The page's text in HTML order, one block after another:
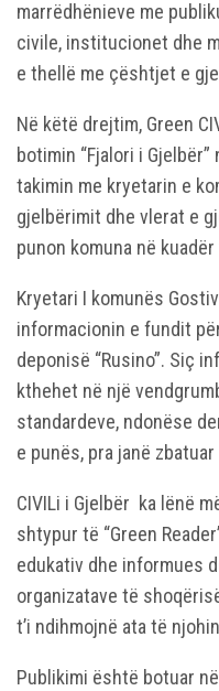
marrëdhënieve me
civile, institucionet dhe
e thellë me çështjet e
Në këtë drejtim, Green
botimin “Fjalori i
takimin me kryetarin e
gjelbërimit dhe vlerat e
punon komuna në
Kryetari I komunës
informacionin e fundit
deponisë “Rusino”. Siç
kthehet në një
standardeve, ndonëse
e punës, pra janë
CIVILi i Gjelbër ka lënë
shtypur të “Green
edukativ dhe informues
organizatave të
t’i ndihmojnë ata të
Publikimi është botuar